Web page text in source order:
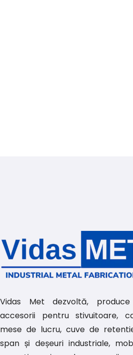
Vidas Met dezvoltă,
accesorii pentru stivuitoare,
mese de lucru, cuve de
span și deșeuri industriale,